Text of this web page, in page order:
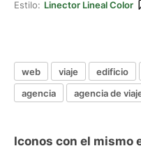
Estilo: Linector Lineal Color
web viaje edificio
agencia
agencia de
Iconos con el mismo